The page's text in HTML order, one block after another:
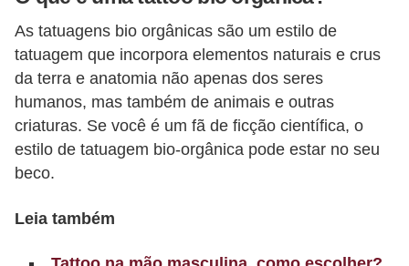
As tatuagens bio orgânicas são um estilo de
tatuagem que incorpora elementos naturais e crus
da terra e anatomia não apenas dos seres
humanos, mas também de animais e outras
criaturas. Se você é um fã de ficção científica, o
estilo de tatuagem bio-orgânica pode estar no seu
beco.
Leia também
r
b
a
C
o
m
o